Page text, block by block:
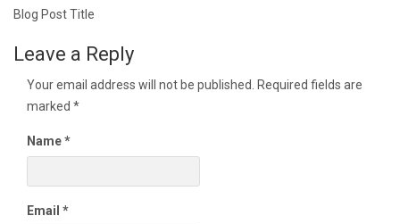
navigation
Blog Post Title
Leave a Reply
Your email address will not be published. Required fields are
marked *
Name*
Email *